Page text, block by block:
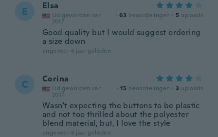
E Elsa
Lid geworden van
2017
· 63 beoordelingen · 5 uploads
Good quality but I would suggest ordering
a size down
ongeveer 6 jaar geleden
C Corina
Lid geworden van
2017
· 15 beoordelingen · 3 uploads
Wasn't expecting the buttons to be plastic
and not too thrilled about the polyester
blend material, but, I love the style
ongeveer 6 jaar geleden